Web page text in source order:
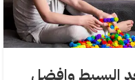
البسيط وافضل